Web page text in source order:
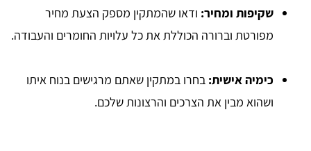
שקיפות ומחיר: ודאו שהמתקין מספק הצעת מחיר
מפורטת וברורה הכוללת את כל עלויות החומרים והעבודה.
כימיה אישית: בחרו במתקין שאתם מרגישים בנוח איתו
ושהוא מבין את הצרכים והרצונות שלכם.